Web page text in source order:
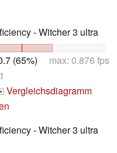
- Witcher 3 ultra
(65%) max: 0.876 fps
+
Vergleichsdiagramm
- Witcher 3 ultra